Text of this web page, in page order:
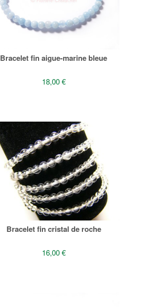
Bracelet fin aigue-marine bleue
18,00 €
Bracelet fin cristal de roche
16,00 €